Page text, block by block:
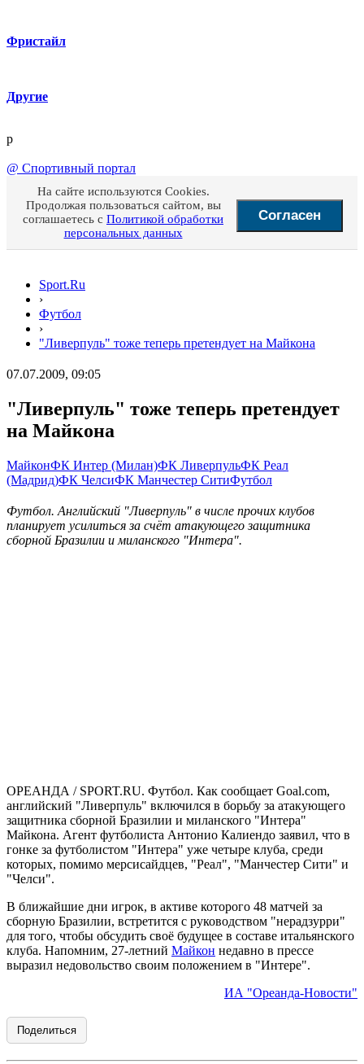
Фристайл
Другие
p
@ Спортивный портал
На сайте используются Cookies.
Продолжая пользоваться сайтом, вы
соглашаетесь с Политикой обработки
персональных данных
Согласен
Sport.Ru
›
Футбол
›
"Ливерпуль" тоже теперь претендует на Майкона
07.07.2009, 09:05
"Ливерпуль" тоже теперь претендует
на Майкона
МайконФК Интер (Милан)ФК ЛиверпульФК Реал
(Мадрид)ФК ЧелсиФК Манчестер СитиФутбол
Футбол. Английский "Ливерпуль" в числе прочих клубов
планирует усилиться за счёт атакующего защитника
сборной Бразилии и миланского "Интера".
ОРЕАНДА / SPORT.RU. Футбол. Как сообщает Goal.com,
английский "Ливерпуль" включился в борьбу за атакующего
защитника сборной Бразилии и миланского "Интера"
Майкона. Агент футболиста Антонио Калиендо заявил, что в
гонке за футболистом "Интера" уже четыре клуба, среди
которых, помимо мерсисайдцев, "Реал", "Манчестер Сити" и
"Челси".
В ближайшие дни игрок, в активе которого 48 матчей за
сборную Бразилии, встретится с руководством "нерадзурри"
для того, чтобы обсудить своё будущее в составе итальянского
клуба. Напомним, 27-летний Майкон недавно в прессе
выразил недовольство своим положением в "Интере".
ИА "Ореанда-Новости"
Поделиться